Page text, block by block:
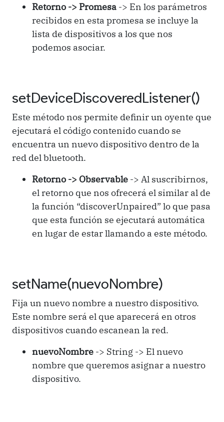
Retorno -> Promesa -> En los parámetros
recibidos en esta promesa se incluye la
lista de dispositivos a los que nos
podemos asociar.
setDeviceDiscoveredListener()
Este método nos permite definir un oyente que
ejecutará el código contenido cuando se
encuentra un nuevo dispositivo dentro de la
red del bluetooth.
Retorno -> Observable -> Al suscribirnos,
el retorno que nos ofrecerá el similar al de
la función “discoverUnpaired” lo que pasa
que esta función se ejecutará automática
en lugar de estar llamando a este método.
setName(nuevoNombre)
Fija un nuevo nombre a nuestro dispositivo.
Este nombre será el que aparecerá en otros
dispositivos cuando escanean la red.
nuevoNombre -> String -> El nuevo
nombre que queremos asignar a nuestro
dispositivo.